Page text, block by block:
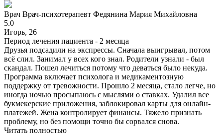
Врач Врач-психотерапевт Федянина Мария Михайловна
5.0
Игорь, 26
Период лечения пациента - 2 месяца
Друзья подсадили на экспрессы. Сначала выигрывал, потом
всё слил. Занимал у всех кого знал. Родители узнали - был
скандал. Пошел лечиться потому что деваться было некуда.
Программа включает психолога и медикаментозную
поддержку от тревожности. Прошло 2 месяца, стало легче, но
иногда ночью просыпаюсь с мыслями о ставках. Удалил все
букмекерские приложения, заблокировал карты для онлайн-
платежей. Жена контролирует финансы. Тяжело признать
проблему, но без помощи точно бы сорвался снова.
Читать полностью